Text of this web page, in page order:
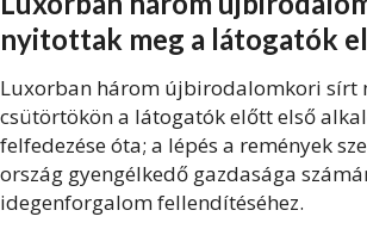
nyitottak meg a látogatók
Luxorban három újbirodalomkori sírt
csütörtökön a látogatók előtt első
felfedezése óta; a lépés a remények
ország gyengélkedő gazdasága
idegenforgalom fellendítéséhez.